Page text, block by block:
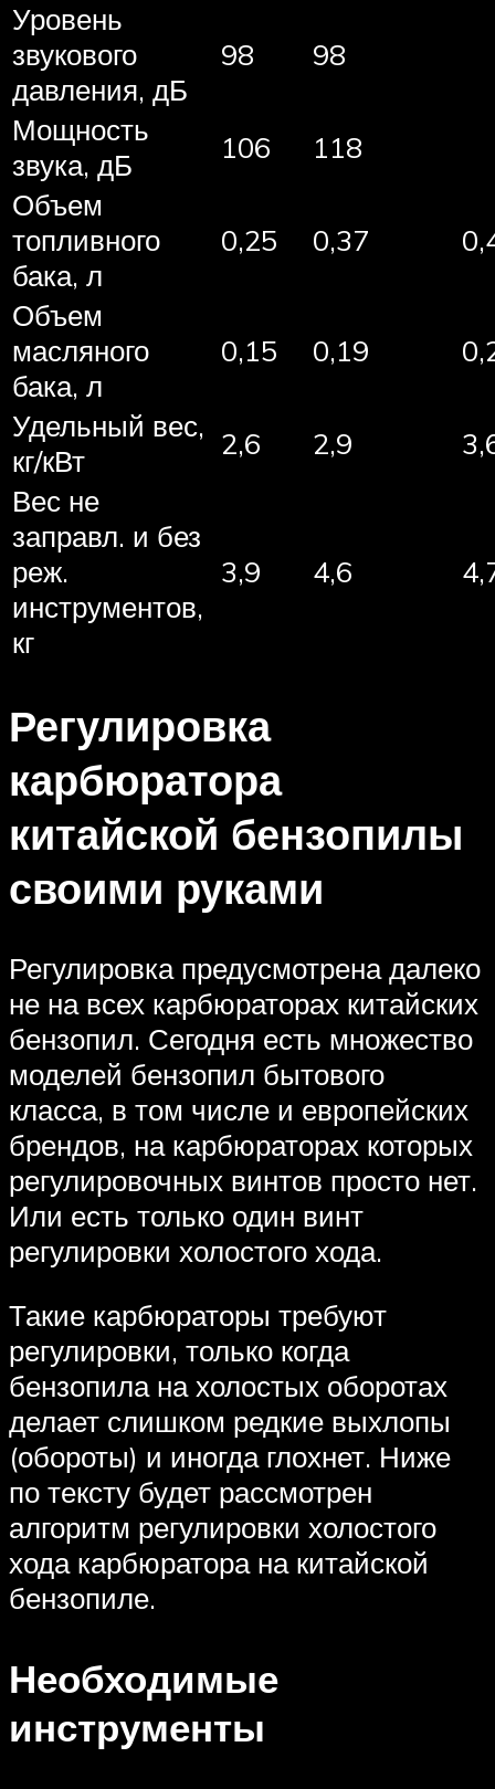
Уровень
звукового
давления, дБ
98 98
Мощность
звука, дБ
106
118
Объем
топливного
бака, л
0,25 0,37
Объем
масляного
бака, л
0,15 0,19
Удельный вес,
кг/кВт
2,6 2,9
Вес не
заправл. и без
реж.
инструментов,
кг
3,9 4,6
Регулировка
карбюратора
китайской бензопилы
своими руками
Регулировка предусмотрена далеко
не на всех карбюраторах китайских
бензопил. Сегодня есть множество
моделей бензопил бытового
класса, в том числе и европейских
брендов, на карбюраторах которых
регулировочных винтов просто нет.
Или есть только один винт
регулировки холостого хода.
Такие карбюраторы требуют
регулировки, только когда
бензопила на холостых оборотах
делает слишком редкие выхлопы
(обороты) и иногда глохнет. Ниже
по тексту будет рассмотрен
алгоритм регулировки холостого
хода карбюратора на китайской
бензопиле.
Необходимые
инструменты